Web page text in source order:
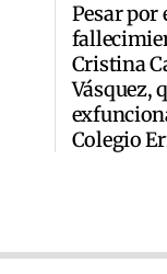
Pesar por
Cristina
Vásquez,
Colegio